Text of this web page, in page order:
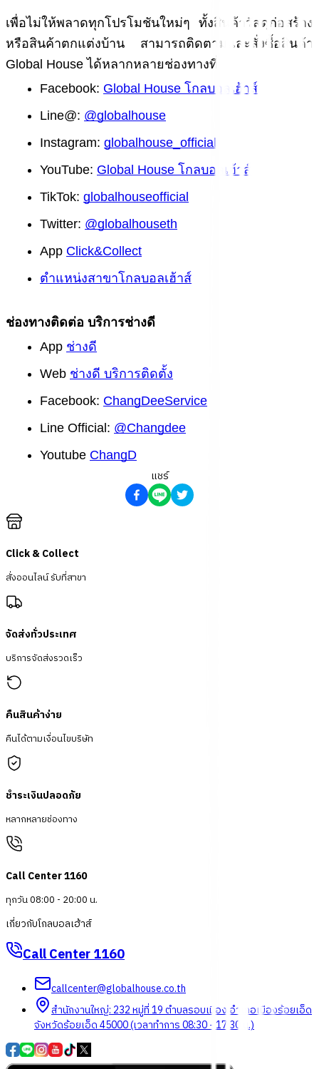
เพื่อไม่ให้พลาดทุกโปรโมชันใหม่ๆ ทั้งสินค้าวัสดุก่อสร้าง
หรือสินค้าตกแต่งบ้าน สามารถติดตามและสั่งซื้อสินค้า
Global House ได้หลากหลายช่องทางที่
Facebook: Global House โกลบอลเฮ้าส์
Line@: @globalhouse
Instagram: globalhouse_official
YouTube: Global House โกลบอลเฮ้าส์
TikTok: globalhouseofficial
Twitter: @globalhouseth
App Click&Collect
ตำแหน่งสาขาโกลบอลเฮ้าส์
ช่องทางติดต่อ บริการช่างดี
App ช่างดี
Web ช่างดี บริการติดตั้ง
Facebook: ChangDeeService
Line Official: @Changdee
Youtube ChangD
แชร์
Click & Collect
สั่งออนไลน์ รับที่สาขา
จัดส่งทั่วประเทศ
บริการจัดส่งรวดเร็ว
คืนสินค้าง่าย
คืนได้ตามเงื่อนไขบริษัท
ชำระเงินปลอดภัย
หลากหลายช่องทาง
Call Center 1160
ทุกวัน 08:00 - 20:00 น.
เกี่ยวกับโกลบอลเฮ้าส์
Call Center1160
callcenter@globalhouse.co.th
สำนักงานใหญ่: 232 หมู่ที่ 19 ตำบลรอบเมือง อำเภอเมืองร้อยเอ็ด
จังหวัดร้อยเอ็ด 45000 (เวลาทำการ 08:30 - 17:30 น.)